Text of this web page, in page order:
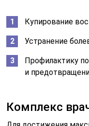
Купирование
Устранение
Профилактику
и
Комплекс